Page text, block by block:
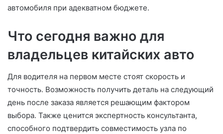
автомобиля при адекватном бюджете.
Что сегодня важно для
владельцев китайских авто
Для водителя на первом месте стоят скорость и
точность. Возможность получить деталь на следующий
день после заказа является решающим фактором
выбора. Также ценится экспертность консультанта,
способного подтвердить совместимость узла по